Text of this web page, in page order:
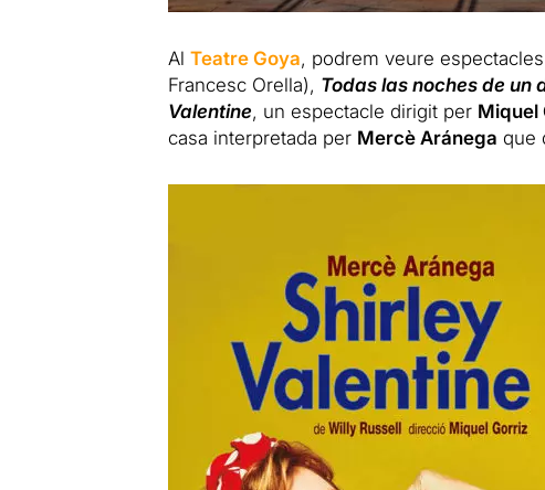
Al Teatre Goya, podrem veure
Francesc Orella), Todas las noches de un
Valentine, un espectacle dirigit per Miquel
casa interpretada per Mercè Aránega que